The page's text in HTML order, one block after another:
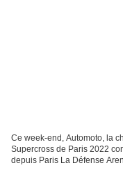
Ce week-end, Automoto, la
Supercross de Paris 2022
depuis Paris La Défense